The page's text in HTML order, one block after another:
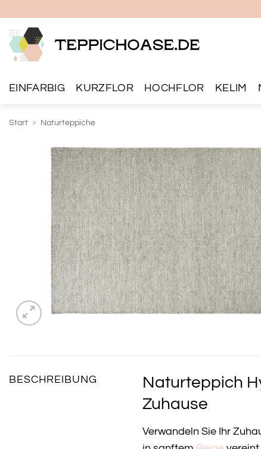
springen
EINFARBIG KURZFLOR HOCHFLOR KELIM
Start » Naturteppiche
BESCHREIBUNG
Naturteppich
Zuhause
Verwandeln Sie Ihr